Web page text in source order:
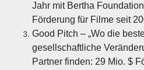
Jahr mit Bertha
Förderung für Filme seit
Good Pitch – „Wo die
gesellschaftliche
Partner finden: 29 Mio. $